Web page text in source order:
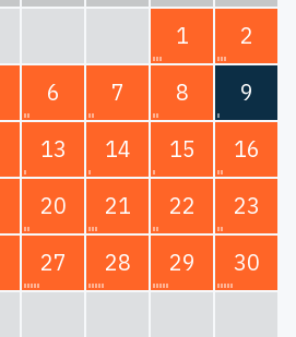
1
2
6 7 8
9
13 14 15
16
20 21 22
23
27 28 29
30